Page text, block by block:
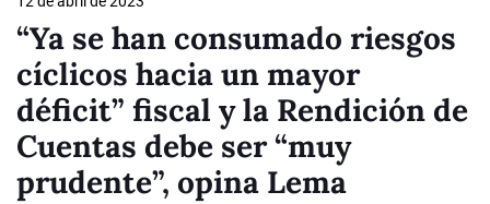
“Ya se han consumado riesgos
cíclicos hacia un mayor
déficit” fiscal y la Rendición de
Cuentas debe ser “muy
prudente”, opina Lema